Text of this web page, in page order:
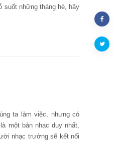
suốt những tháng hè, hãy
ta làm việc, nhưng có
một bản nhạc duy nhất,
nhạc trưởng sẽ kết nối